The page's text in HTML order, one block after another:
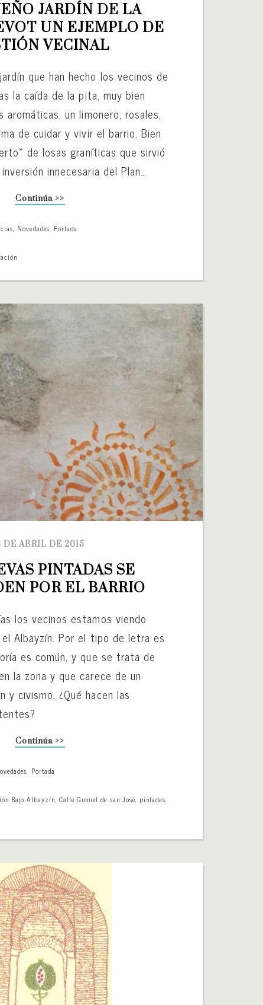
JARDÍN DE LA
UN EJEMPLO DE
VECINAL
que han hecho los vecinos de
la caída de la pita, muy bien
aromáticas, un limonero, rosales,
de cuidar y vivir el barrio. Bien
de losas graníticas que sirvió
innecesaria del Plan…
Continúa >>
, Novedades, Portada
DE ABRIL DE 2015
PINTADAS SE
POR EL BARRIO
los vecinos estamos viendo
Albayzín. Por el tipo de letra es
es común, y que se trata de
la zona y que carece de un
y civismo. ¿Qué hacen las
Continúa >>
, Portada
Bajo Albayzín, Calle Gumiel de san José, pintadas,